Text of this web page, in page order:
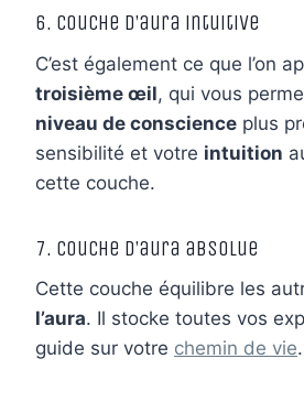
6. Couche d’aura intuitive
C’est également ce que l’on
troisième œil, qui vous
niveau de conscience plus
sensibilité et votre intuition
cette couche.
7. Couche d’aura absolue
Cette couche équilibre les
l’aura. Il stocke toutes vos
guide sur votre chemin de vie.